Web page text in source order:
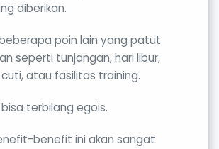
diberikan.
poin lain yang patut
seperti tunjangan, hari libur,
atau fasilitas training.
terbilang egois.
benefit ini akan sangat